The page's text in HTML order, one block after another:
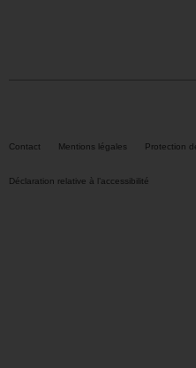
Contact Mentions légales Protection
Déclaration relative à l’accessibilité